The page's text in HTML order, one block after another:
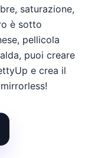
saturazione,
è sotto
pellicola
puoi creare
e crea il